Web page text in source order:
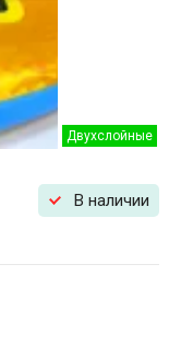
Двухслойные
В наличии